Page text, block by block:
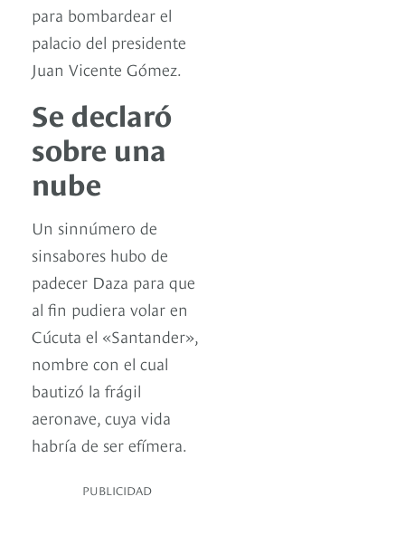
para bombardear el
palacio del presidente
Juan Vicente Gómez.
Se declaró
sobre una
nube
Un sinnúmero de
sinsabores hubo de
padecer Daza para que
al fin pudiera volar en
Cúcuta el «Santander»,
nombre con el cual
bautizó la frágil
aeronave, cuya vida
habría de ser efímera.
PUBLICIDAD